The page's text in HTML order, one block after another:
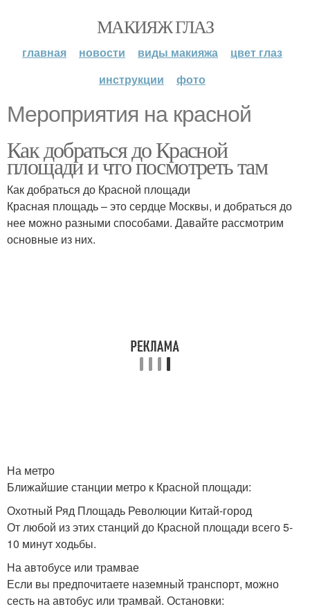
МАКИЯЖ ГЛАЗ
главная новости виды макияжа
цвет глаз
инструкции
фото
Мероприятия на красной
Как добраться до Красной
площади и что посмотреть там
Как добраться до Красной площади
Красная площадь – это сердце Москвы, и добраться до
нее можно разными способами. Давайте рассмотрим
основные из них.
На метро
Ближайшие станции метро к Красной площади:
Охотный Ряд Площадь Революции Китай-город
От любой из этих станций до Красной площади всего 5-
10 минут ходьбы.
На автобусе или трамвае
Если вы предпочитаете наземный транспорт, можно
сесть на автобус или трамвай. Остановки: